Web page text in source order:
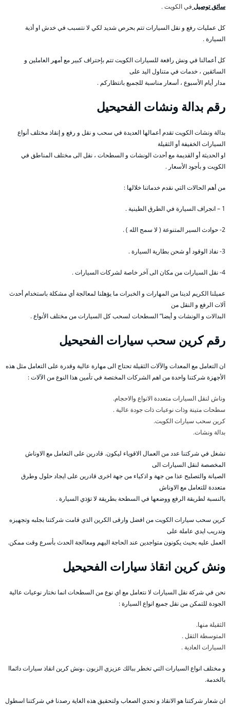
سائق توصيل في الكويت .
كل عمليات رفع و نقل السيارات تتم بحرص شديد لكي لا نتسبب في خدش او أذية
السيارة .
كل أعمالنا في ونش رافعة للسيارات الكويت تتم بإحتراف كبير مع أمهر العاملين و
السائقين ، خدمات في متناول اليد على
مدار أيام الأسبوع ، أسعار مناسبة للجميع بانتظاركم .
رقم بدالة ونشات الفحيحيل
بدالة ونشات الكويت تقدم أعمالها العديدة في سحب و نقل و رفع و إنقاذ مختلف أنواع
السيارات الخفيفة أو الثقيلة
او الحديثة أو القديمة مع أحدث الونشات و السطحات ، نقل الى مختلف المناطق في
الكويت و بأجود الأسعار .
من أهم الحالات التي نقدم خدماتنا خلالها :
1 – انجراف السيارة في الطرق الطينية .
2- حوادث السير المتنوعة ( لا سمح الله ) .
3- نفاذ الوقود أو شحن بطارية السيارة .
4- نقل السيارات من مكان الى آخر خاصة لشركات السيارات .
عميلنا الكريم لدينا من المهارات و الخبرات ما يؤهلنا لمعالجة أي مشكلة باستخدام أحدث
آلات الرفع و النقل من
البدالات و الونشات و أيضا” السطحات لسحب كل السيارات من مختلف الأنواع .
رقمكرين سحب سيارات الفحيحيل
ان التعامل مع المعدات والآلات الثقيلة تحتاج الى مهارة عالية وقدرة على التعامل مثل هذه
الأجهزة شركتنا واحدة من اهم الشركات المختصة في تأمين هذا النوع من الآلات :
وناش لنقل السيارات متعددة الانواع والاحجام.
سطحات متينة وذات نوعيات ذات جودة عالية .
كرين سحب سيارات الكويت.
بدالة ونشات.
نشغل في شركتنا عدد من العمال الاقوياء ليكون. قادرين على التعامل مع الاوناش
المخصصة لنقل السيارات الى
الصيانة والتصليح عذا من جهة و اذكياء من جهة اخرى قادرين على ايجاد حلول وطرق
متعددة للتعامل مع الاوناش
بالنسبة لطريقة الرفع ووضعها في السطحة بطريقة لا تؤذي السيارة .
كرين سحب سيارات الكويت من افضل وارقى الكرين الذي قامت شركتنا بجلبه وتجهيزه
وتدريب ايدي عاملة على
العمل عليه بحيث يكونون متواجدين عند الحاجة اليهم ومعالجة الحدث بأسرع وقت ممكن.
ونش كرين انقاذ سيارات الفحيحيل
نحن في شركة نقل السيارات لا نتعامل مع اي نوع من السطحات انما نختار نوعيات عالية
الجودة للتمكن من نقل جميع انواع السيارة :
الثقيلة منها.
المتوسطة الثقل .
السيارات العادية .
و مختلف انواع السيارات التي تخطر ببالك عزيزي الزبون ،ونش كرين انقاذ سيارات دائماا
بالخدمة.
ان شعار شركتنا هو الانقاذ و تحدي الصعاب ولتحقيق هذه الغاية رصدنا في شركتنا اسطول